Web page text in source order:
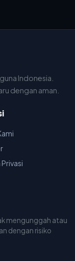
Indonesia.
dengan aman.
mengunggah atau
dengan risiko